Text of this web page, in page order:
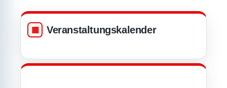
Veranstaltungskalender